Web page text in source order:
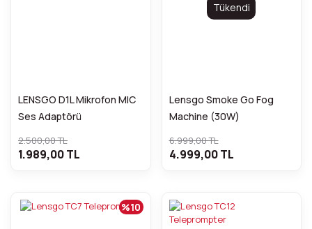
LENSGO D1L Mikrofon MIC
Ses Adaptörü
2.500,00 TL
1.989,00 TL
Tükendi
Lensgo Smoke Go Fog
Machine (30W)
6.999,00 TL
4.999,00 TL
%10